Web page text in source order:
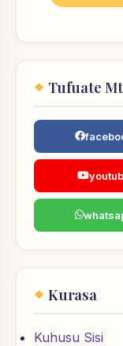
Tufuate
Kurasa
Kuhusu Sisi